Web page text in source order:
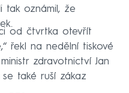
tak oznámil, že
od čtvrtka otevřít
řekl na nedělní tiskové
zdravotnictví Jan
také ruší zákaz